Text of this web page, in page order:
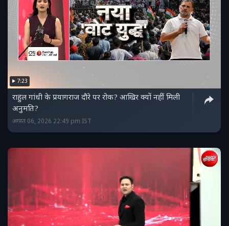
7:23
राहुल गांधी के प्रयागराज दौरे पर रोक? आखिर क्यों नहीं मिली
अनुमति?
अगस्त 06, 2026 22:49 pm IST